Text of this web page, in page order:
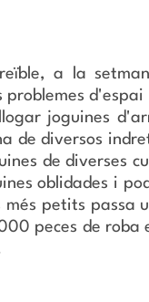
a la
problemes
joguines
de diversos
de diverses
oblidades i
petits passa
peces de roba